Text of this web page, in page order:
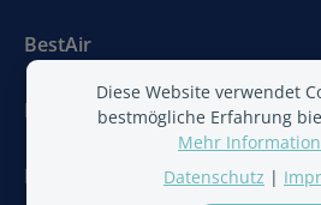
BestAir
Newsletter
Folge uns
Diese Website verwendet
bestmögliche Erfahrung
Mehr
Datenschutz |